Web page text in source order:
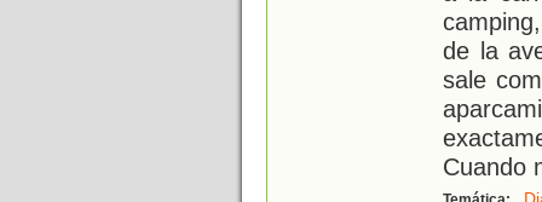
de la
sale
Cuando